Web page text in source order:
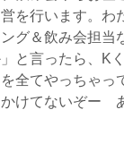
を行います。わ
グ＆飲み会担当
と言ったら、K
全てやっちゃっ
かけてないぞー